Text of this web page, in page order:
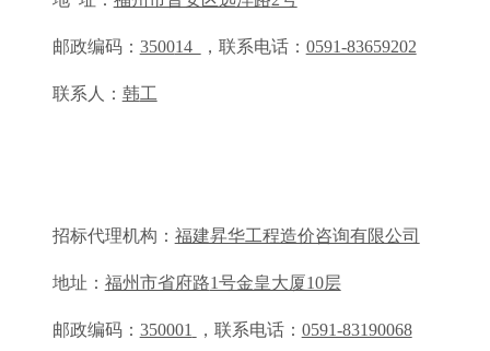
邮政编码： 350014 ， 联系电话： 0591-83659202
联系人： 韩工
招标代理机构： 福建昇华工程造价咨询有限公司
地址： 福州市省府路1号金皇大厦10层
邮政编码： 350001 ，联系电话： 0591-83190068